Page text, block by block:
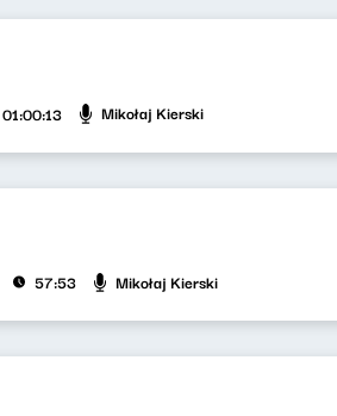
01:00:13 Mikołaj Kierski
57:53 Mikołaj Kierski